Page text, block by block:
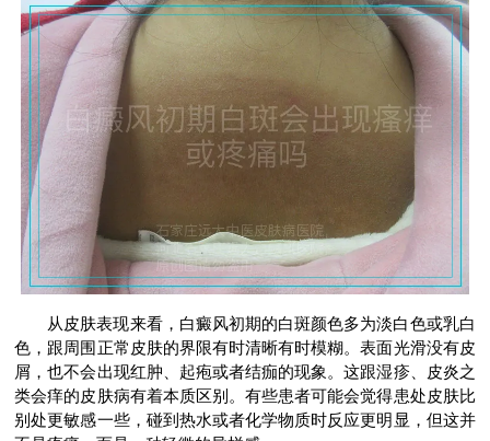
从皮肤表现来看，白癜风初期的白斑颜色多为淡白色或乳白
色，跟周围正常皮肤的界限有时清晰有时模糊。表面光滑没有皮
屑，也不会出现红肿、起疱或者结痂的现象。这跟湿疹、皮炎之
类会痒的皮肤病有着本质区别。有些患者可能会觉得患处皮肤比
别处更敏感一些，碰到热水或者化学物质时反应更明显，但这并